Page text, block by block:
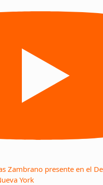
Zambrano presente en el
York